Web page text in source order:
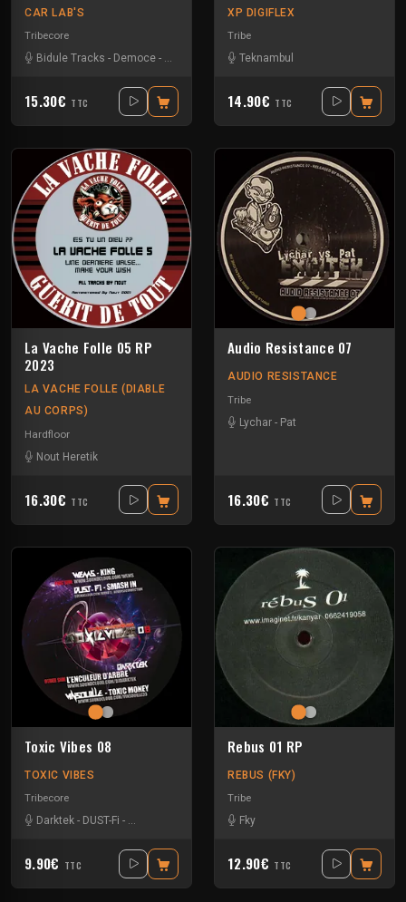
CAR LAB'S
Tribecore
Bidule Tracks - Democe - Kongfou Matek-Sloogy
15.30€ TTC
XP DIGIFLEX
Tribe
Teknambul
14.90€ TTC
La Vache Folle 05 RP
2023
LA VACHE FOLLE (DIABLE
AU CORPS)
Hardfloor
Nout Heretik
16.30€ TTC
Audio Resistance 07
AUDIO RESISTANCE
Tribe
Lychar - Pat
16.30€ TTC
Toxic Vibes 08
TOXIC VIBES
Tribecore
Darktek - DUST-Fi - Vinsouille
9.90€ TTC
Rebus 01 RP
REBUS (FKY)
Tribe
Fky
12.90€ TTC